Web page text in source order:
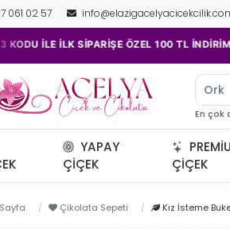
061 02 57
İLK SİPARİŞE ÖZEL 100 TL İNDİRİM! •
En çok
YAPAY
ÇIÇEK
ÇIÇEK
Çikolata Sepeti Kız İsteme